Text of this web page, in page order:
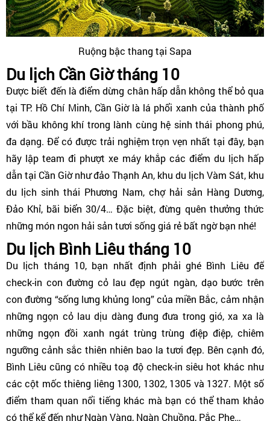
Ruộng bậc thang tại Sapa
Du lịch Cần Giờ tháng 10
Được biết đến là điểm dừng chân hấp dẫn không thể bỏ qua
tại TP. Hồ Chí Minh, Cần Giờ là lá phổi xanh của thành phố
với bầu không khí trong lành cùng hệ sinh thái phong phú,
đa dạng. Để có được trải nghiệm trọn vẹn nhất tại đây, bạn
hãy lập team đi phượt xe máy khắp các điểm du lịch hấp
dẫn tại Cần Giờ như đảo Thạnh An, khu du lịch Vàm Sát, khu
du lịch sinh thái Phương Nam, chợ hải sản Hàng Dương,
Đảo Khỉ, bãi biển 30/4… Đặc biệt, đừng quên thưởng thức
những món ngon hải sản tươi sống giá rẻ bất ngờ bạn nhé!
Du lịch Bình Liêu tháng 10
Du lịch tháng 10, bạn nhất định phải ghé Bình Liêu để
check-in con đường cỏ lau đẹp ngút ngàn, dạo bước trên
con đường “sống lưng khủng long” của miền Bắc, cảm nhận
những ngọn cỏ lau dịu dàng đung đưa trong gió, xa xa là
những ngọn đồi xanh ngát trùng trùng điệp điệp, chiêm
ngưỡng cảnh sắc thiên nhiên bao la tươi đẹp. Bên cạnh đó,
Bình Liêu cũng có nhiều toạ độ check-in siêu hot khác như
các cột mốc thiêng liêng 1300, 1302, 1305 và 1327. Một số
điểm tham quan nổi tiếng khác mà bạn có thể tham khảo
có thể kể đến như Ngàn Vàng, Ngàn Chuồng, Pắc Phe…